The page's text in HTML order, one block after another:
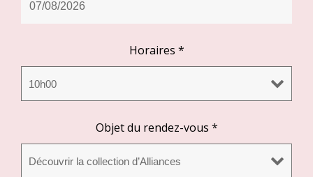
Horaires *
Objet du rendez-vous *